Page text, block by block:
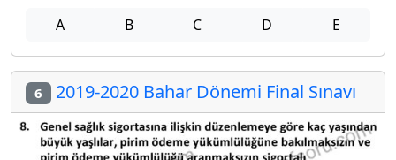
A B C D E
6 2019-2020 Bahar Dönemi Final Sınavı